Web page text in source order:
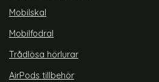
Mobilskal
Mobilfodral
Trådlösa hörlurar
AirPods tillbehör